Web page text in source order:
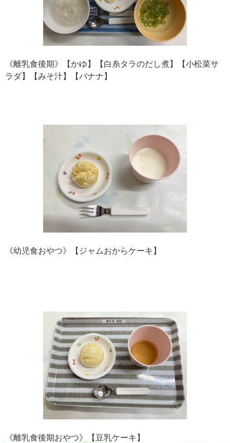
《離乳食後期》【かゆ】【白糸タラのだし煮】【小松菜サ
ラダ】【みそ汁】【バナナ】
《幼児食おやつ》【ジャムおからケーキ】
《離乳食後期おやつ》【豆乳ケーキ】